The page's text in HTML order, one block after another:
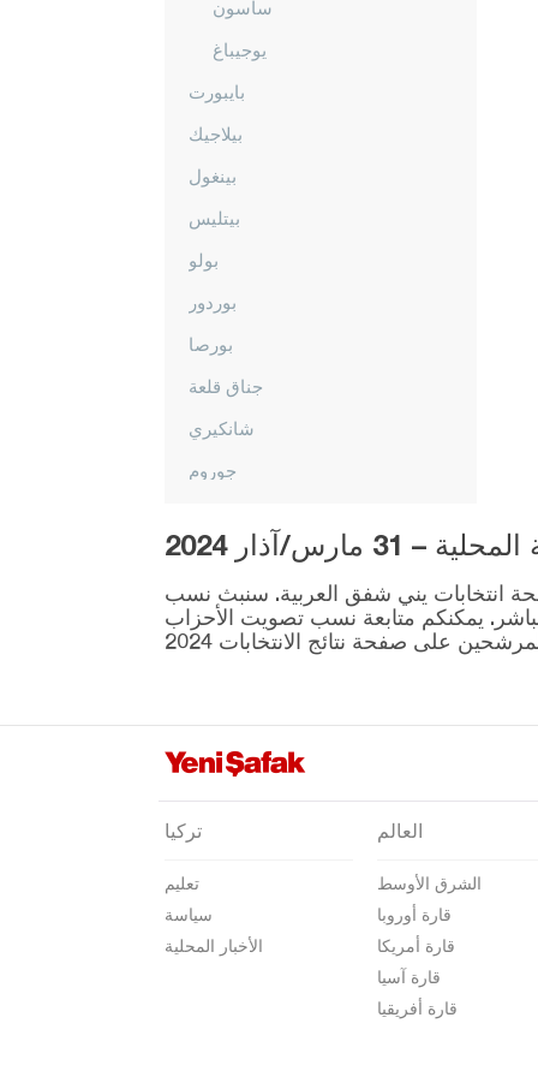
ساسون
يوجيباغ
بايبورت
بيلاجيك
بينغول
بيتليس
بولو
بوردور
بورصا
جناق قلعة
شانكيري
جوروم
دياربكر
دوزجا
أدرنة
إيرزينجان
أرضروم
إيسكي شهير
غازي عنتاب
غيراسون
كوموش خانة
مارس/آذار 2024
المقرر إجراؤها في 31 مارس موجودة على صفحة انتخابات يني شفق العربية. سنبث نسب
ونتائج الانتخابات بشكل مباشر. يمكنكم متابعة نسب تصويت الأحزاب
تركيا
تعليم
سياسة
الأخبار المحلية
العالم
الشرق الأوسط
قارة أوروبا
قارة أمريكا
قارة آسيا
قارة أفريقيا